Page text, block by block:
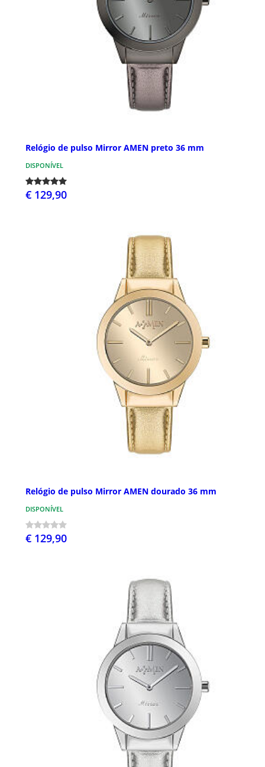
Relógio de pulso Mirror AMEN preto 36 mm
DISPONÍVEL
€ 129,90
Relógio de pulso Mirror AMEN dourado 36 mm
DISPONÍVEL
€ 129,90